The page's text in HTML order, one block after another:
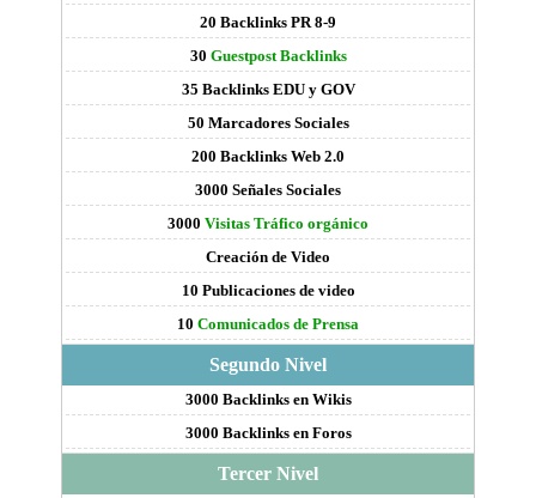
20 Backlinks PR 8-9
30 Guestpost Backlinks
35 Backlinks EDU y GOV
50 Marcadores Sociales
200 Backlinks Web 2.0
3000 Señales Sociales
3000 Visitas Tráfico orgánico
Creación de Video
10 Publicaciones de video
10 Comunicados de Prensa
Segundo Nivel
3000 Backlinks en Wikis
3000 Backlinks en Foros
Tercer Nivel